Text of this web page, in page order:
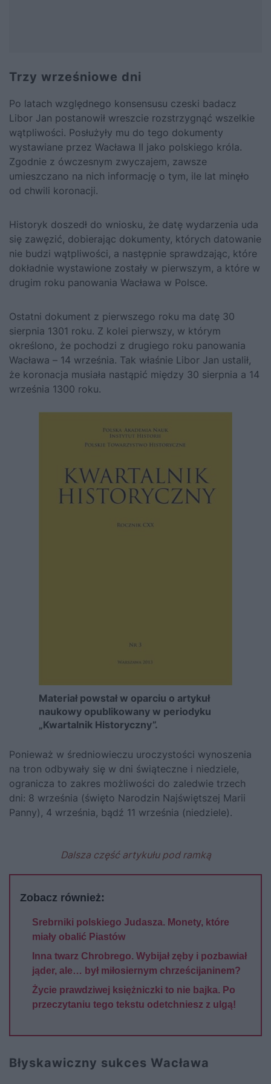
Trzy wrześniowe dni
Po latach względnego konsensusu czeski badacz
Libor Jan postanowił wreszcie rozstrzygnąć wszelkie
wątpliwości. Posłużyły mu do tego dokumenty
wystawiane przez Wacława II jako polskiego króla.
Zgodnie z ówczesnym zwyczajem, zawsze
umieszczano na nich informację o tym, ile lat minęło
od chwili koronacji.
Historyk doszedł do wniosku, że datę wydarzenia uda
się zawęzić, dobierając dokumenty, których datowanie
nie budzi wątpliwości, a następnie sprawdzając, które
dokładnie wystawione zostały w pierwszym, a które w
drugim roku panowania Wacława w Polsce.
Ostatni dokument z pierwszego roku ma datę 30
sierpnia 1301 roku. Z kolei pierwszy, w którym
określono, że pochodzi z drugiego roku panowania
Wacława – 14 września. Tak właśnie Libor Jan ustalił,
że koronacja musiała nastąpić między 30 sierpnia a 14
września 1300 roku.
Materiał powstał w oparciu o artykuł
naukowy opublikowany w periodyku
„Kwartalnik Historyczny”.
Ponieważ w średniowieczu uroczystości wynoszenia
na tron odbywały się w dni świąteczne i niedziele,
ogranicza to zakres możliwości do zaledwie trzech
dni: 8 września (święto Narodzin Najświętszej Marii
Panny), 4 września, bądź 11 września (niedziele).
Dalsza część artykułu pod ramką
Zobacz również:
Srebrniki polskiego Judasza. Monety, które
miały obalić Piastów
Inna twarz Chrobrego. Wybijał zęby i pozbawiał
jąder, ale… był miłosiernym chrześcijaninem?
Życie prawdziwej księżniczki to nie bajka. Po
przeczytaniu tego tekstu odetchniesz z ulgą!
Błyskawiczny sukces Wacława